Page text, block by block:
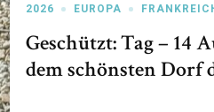
2026 EUROPA
Geschützt: Tag – 14
dem schönsten Dorf